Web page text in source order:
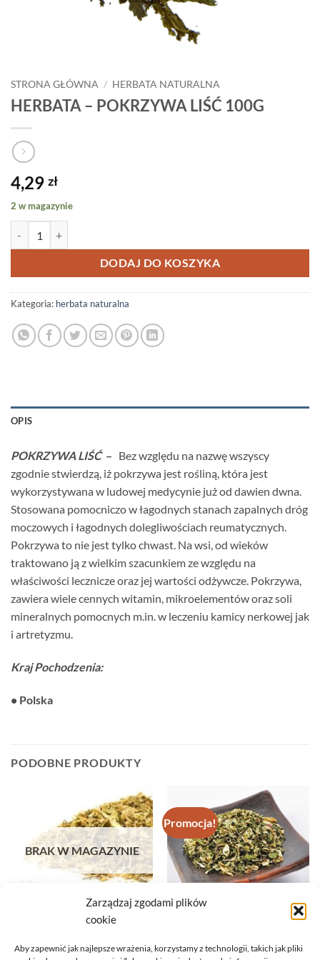
Zarządzaj zgodami plików
cookie
Aby zapewnić jak najlepsze wrażenia, korzystamy z technologii, takich jak pliki
STRONA GŁÓWNA / HERBATA NATURALNA
HERBATA – POKRZYWA LIŚĆ 100G
4,29 zł
2 w magazynie
DODAJ DO KOSZYKA
Kategoria: herbata naturalna
OPIS
POKRZYWA LIŚĆ – Bez względu na nazwę wszyscy
zgodnie stwierdzą, iż pokrzywa jest rośliną, która jest
wykorzystywana w ludowej medycynie już od dawien dwna.
Stosowana pomocniczo w łagodnych stanach zapalnych dróg
moczowych i łagodnych dolegliwościach reumatycznych.
Pokrzywa to nie jest tylko chwast. Na wsi, od wieków
traktowano ją z wielkim szacunkiem ze względu na
właściwości lecznicze oraz jej wartości odżywcze. Pokrzywa,
zawiera wiele cennych witamin, mikroelementów oraz soli
mineralnych pomocnych m.in. w leczeniu kamicy nerkowej jak
i artretyzmu.
Kraj Pochodzenia:
• Polska
PODOBNE PRODUKTY
BRAK W MAGAZYNIE
HERBATA NATURALNA
HERBATA – KWIAT LIPY 50G
DOWIEDZ SIĘ WIĘCEJ
Promocja!
HERBATA NATURALNA
HERBATA RAJSKIE ZIÓŁKA –
50G